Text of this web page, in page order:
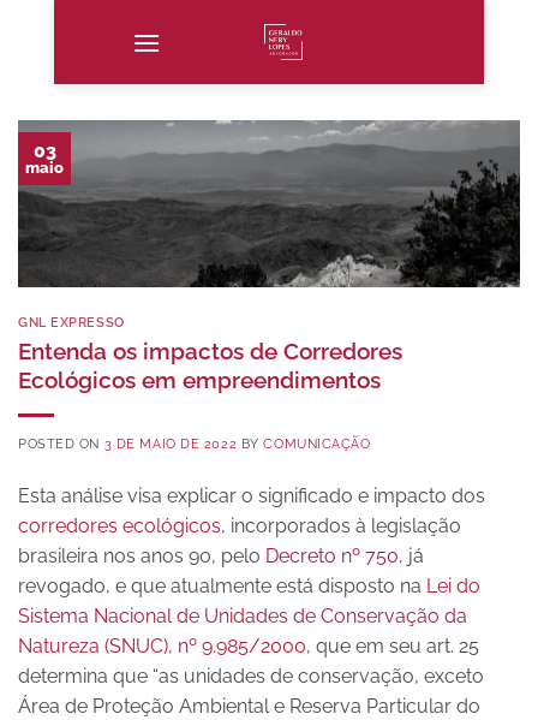
03
maio
GNL EXPRESSO
Entenda os impactos de Corredores
Ecológicos em empreendimentos
POSTED ON 3 DE MAIO DE 2022 BYCOMUNICAÇÃO
Esta análise visa explicar o significado e impacto dos
corredores ecológicos, incorporados à legislação
brasileira nos anos 90, pelo Decreto nº 750, já
revogado, e que atualmente está disposto na Lei do
Sistema Nacional de Unidades de Conservação da
Natureza (SNUC), nº 9.985/2000, que em seu art. 25
determina que “as unidades de conservação, exceto
Área de Proteção Ambiental e Reserva Particular do